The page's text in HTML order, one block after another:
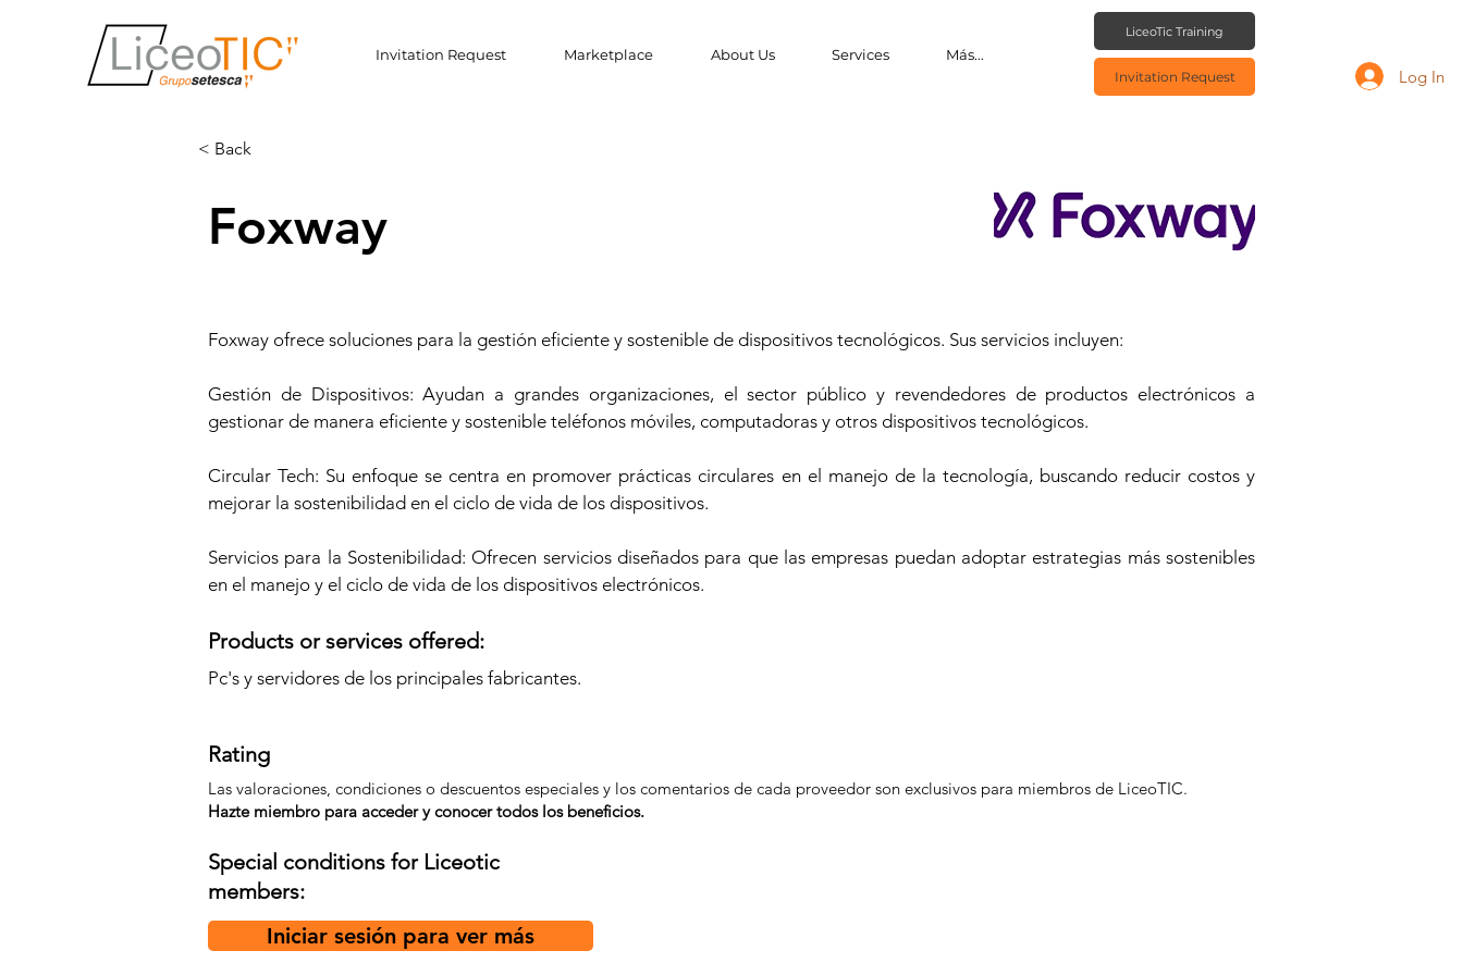
Invitation Request Marketplace About Us Services Más...
LiceoTic Training
Invitation Request Log In
< Back
Foxway
Foxway ofrece soluciones para la gestión eficiente y sostenible de dispositivos tecnológicos. Sus servicios incluyen:
Gestión de Dispositivos: Ayudan a grandes organizaciones, el sector público y revendedores de productos electrónicos a
gestionar de manera eficiente y sostenible teléfonos móviles, computadoras y otros dispositivos tecnológicos.
Circular Tech: Su enfoque se centra en promover prácticas circulares en el manejo de la tecnología, buscando reducir costos y
mejorar la sostenibilidad en el ciclo de vida de los dispositivos.
Servicios para la Sostenibilidad: Ofrecen servicios diseñados para que las empresas puedan adoptar estrategias más sostenibles
en el manejo y el ciclo de vida de los dispositivos electrónicos.
Products or services offered:
Pc's y servidores de los principales fabricantes.
Rating
Las valoraciones, condiciones o descuentos especiales y los comentarios de cada proveedor son exclusivos para miembros de LiceoTIC.
Hazte miembro para acceder y conocer todos los beneficios.
Special conditions for Liceotic
members:
Iniciar sesión para ver más